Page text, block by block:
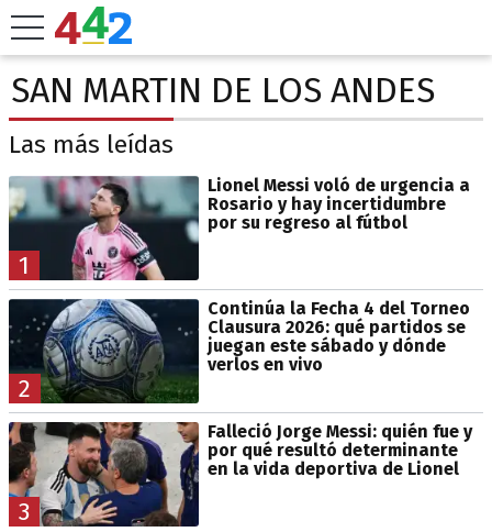
SAN MARTIN DE LOS ANDES
Las más leídas
1
Lionel Messi voló de urgencia a
Rosario y hay incertidumbre
por su regreso al fútbol
2
Continúa la Fecha 4 del Torneo
Clausura 2026: qué partidos se
juegan este sábado y dónde
verlos en vivo
3
Falleció Jorge Messi: quién fue y
por qué resultó determinante
en la vida deportiva de Lionel